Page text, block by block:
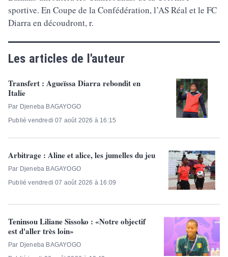
sportive. En Coupe de la Confédération, l’AS Réal et le FC
Diarra en découdront, r.
Les articles de l'auteur
Transfert : Agueïssa Diarra rebondit en
Italie
Par Djeneba BAGAYOGO
Publié vendredi 07 août 2026 à 16:15
Arbitrage : Aline et alice, les jumelles du jeu
Par Djeneba BAGAYOGO
Publié vendredi 07 août 2026 à 16:09
Teninsou Liliane Sissoko : «Notre objectif
est d'aller très loin»
Par Djeneba BAGAYOGO